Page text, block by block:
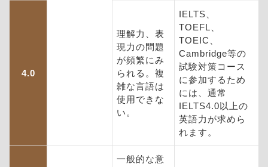
4.0
理解力、表
現力の問題
が頻繁にみ
られる。複
雑な言語は
使用できな
い。
IELTS、
TOEFL、
TOEIC、
Cambridge等の
試験対策コース
に参加するため
には、通常
IELTS4.0以上の
英語力が求めら
れます。
一般的な意